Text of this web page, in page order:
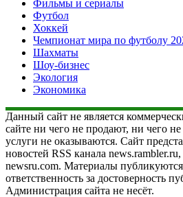
Фильмы и сериалы
Футбол
Хоккей
Чемпионат мира по футболу
Шахматы
Шоу-бизнес
Экология
Экономика
Данный сайт не является
сайте ни чего не продают, ни чего
услуги не оказываются. Сайт
новостей RSS канала
newsru.com. Материалы
ответственность за достоверность
Администрация сайта не несёт.